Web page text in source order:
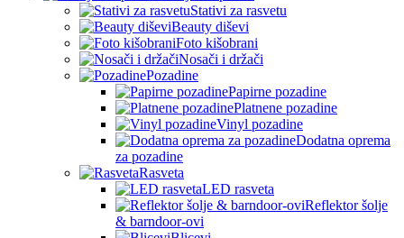
Stativi za rasvetu
Beauty diševi
Foto kišobrani
Nosači i držači
Pozadine
Papirne pozadine
Platnene pozadine
Vinyl pozadine
Dodatna oprema
za pozadine
Rasveta
LED rasveta
Reflektor šolje
& barndoor-ovi